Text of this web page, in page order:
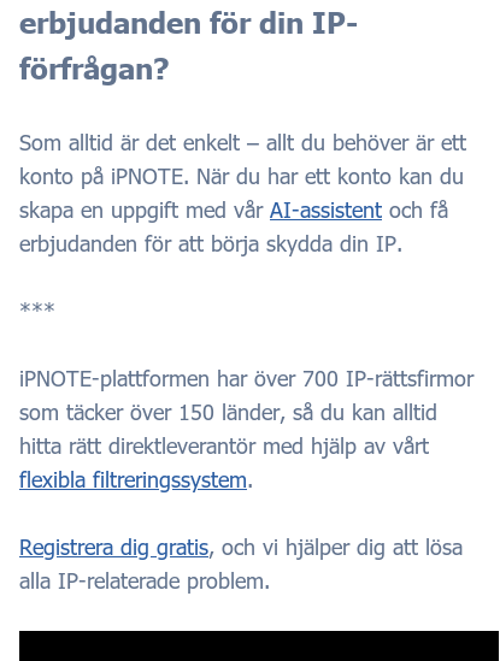
erbjudanden för din IP-
förfrågan?
Som alltid är det enkelt – allt du behöver är ett
konto på iPNOTE. När du har ett konto kan du
skapa en uppgift med vår AI-assistent och få
erbjudanden för att börja skydda din IP.
***
iPNOTE-plattformen har över 700 IP-rättsfirmor
som täcker över 150 länder, så du kan alltid
hitta rätt direktleverantör med hjälp av vårt
flexibla filtreringssystem.
Registrera dig gratis, och vi hjälper dig att lösa
alla IP-relaterade problem.